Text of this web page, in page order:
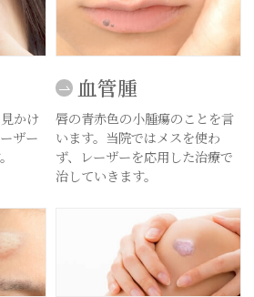
かけ
ザー
血管腫
唇の青赤色の小腫瘍のことを言
います。当院ではメスを使わ
ず、レーザーを応用した治療で
治していきます。